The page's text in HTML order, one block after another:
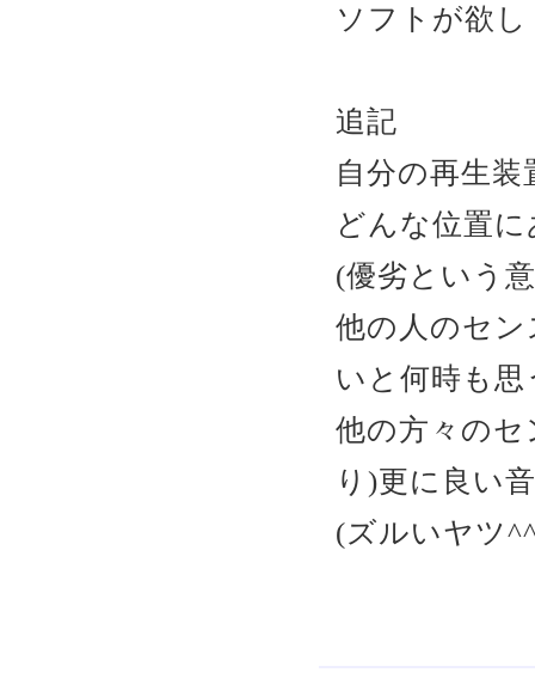
ソフトが欲
追記
自分の再生
どんな位置
(優劣という
他の人のセ
いと何時も思
他の方々の
り)更に良い
(ズルいヤツ